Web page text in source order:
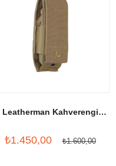
Leatherman Kahverengi
₺1.450,00 ₺1.600,00